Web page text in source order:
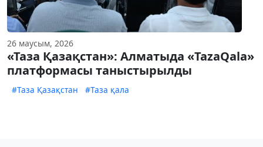
26 маусым, 2026
«Таза Қазақстан»: Алматыда «TazaQala»
платформасы таныстырылды
#Таза Қазақстан #Таза қала